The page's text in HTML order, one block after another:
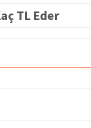
TL Eder